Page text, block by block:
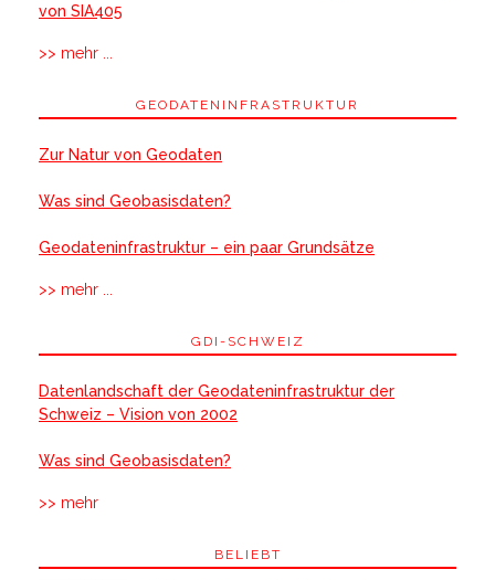
von SIA405
>> mehr ...
GEODATENINFRASTRUKTUR
Zur Natur von Geodaten
Was sind Geobasisdaten?
Geodateninfrastruktur – ein paar Grundsätze
>> mehr ...
GDI-SCHWEIZ
Datenlandschaft der Geodateninfrastruktur der
Schweiz – Vision von 2002
Was sind Geobasisdaten?
>> mehr
BELIEBT